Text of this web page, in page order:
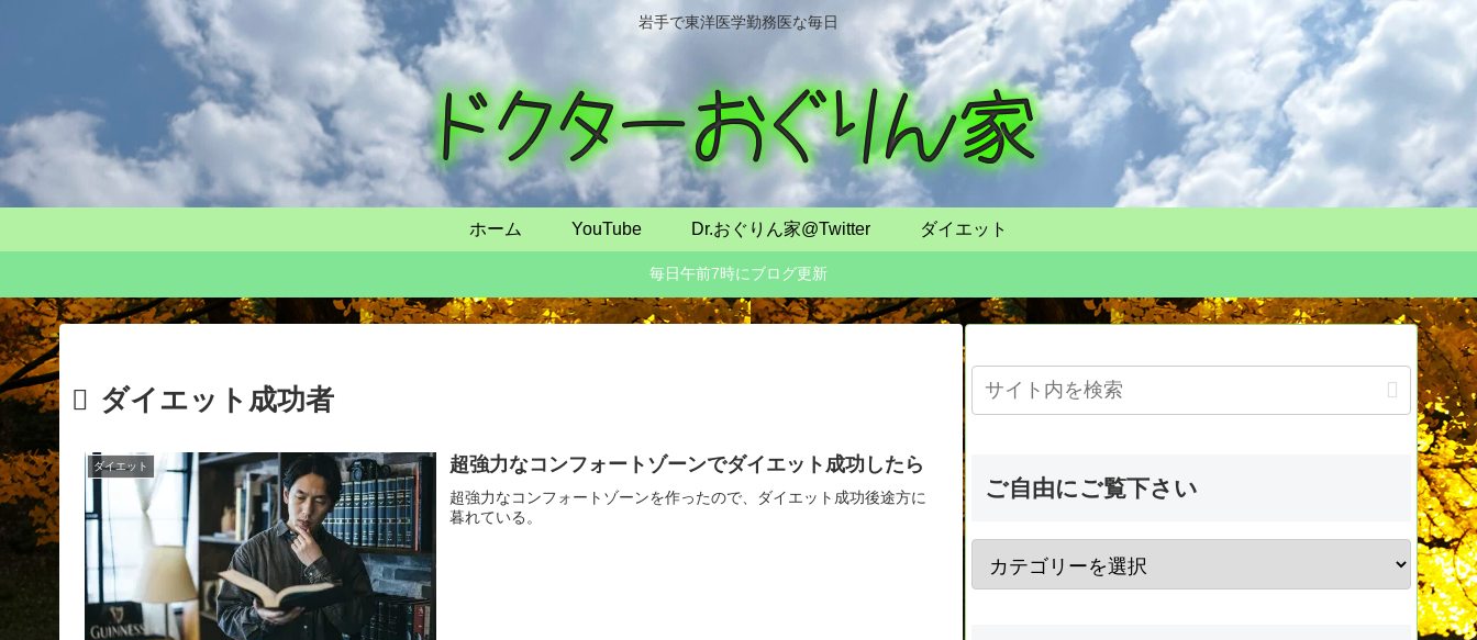
岩手で東洋医学勤務医な毎日
ホーム YouTube Dr.おぐりん家@Twitter ダイエット
毎日午前7時にブログ更新
ダイエット成功者
ダイエット 超強力なコンフォートゾーンでダイエット成功したら
超強力なコンフォートゾーンを作ったので、ダイエット成功後途方に
暮れている。
ご自由にご覧下さい